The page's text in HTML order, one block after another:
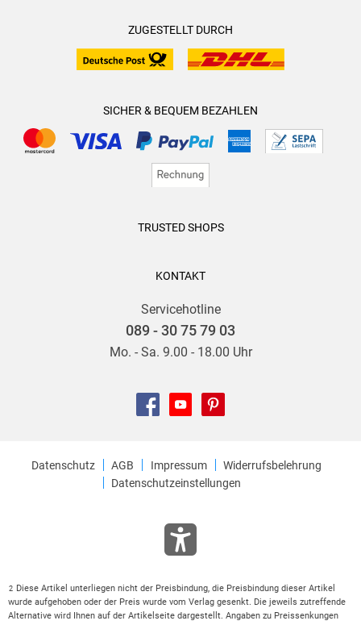
ZUGESTELLT DURCH
SICHER & BEQUEM BEZAHLEN
TRUSTED SHOPS
KONTAKT
Servicehotline
089 - 30 75 79 03
Mo. - Sa. 9.00 - 18.00 Uhr
Datenschutz AGB Impressum
Widerrufsbelehrung
Datenschutzeinstellungen
2 Diese Artikel unterliegen nicht der Preisbindung, die Preisbindung dieser Artikel
wurde aufgehoben oder der Preis wurde vom Verlag gesenkt. Die jeweils zutreffende
Alternative wird Ihnen auf der Artikelseite dargestellt. Angaben zu Preissenkungen